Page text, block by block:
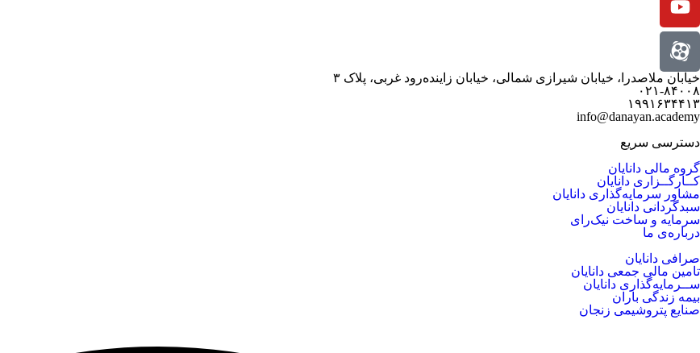
خیابان ملاصدرا، خیابان شیرازی شمالی، خیابان زاینده‌رود غربی، پلاک ۳
۰۲۱-۸۴۰۰۸
۱۹۹۱۶۳۴۴۱۳
info@danayan.academy
دسترسی سریع
گروه مالی دانایان
کــارگــزاری دانایان
مشاور سرمایه‌گذاری دانایان
سبدگردانی دانایان
سرمایه و ساخت نیک‌رای
درباره‌ی ما
صرافی دانایان
تامین مالی جمعی دانایان
ســرمایه‌گذاری دانایان
بیمه زندگی باران
صنایع پتروشیمی زنجان